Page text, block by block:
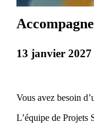
13 janvier 2027
Vous avez besoin
L’équipe de Projets